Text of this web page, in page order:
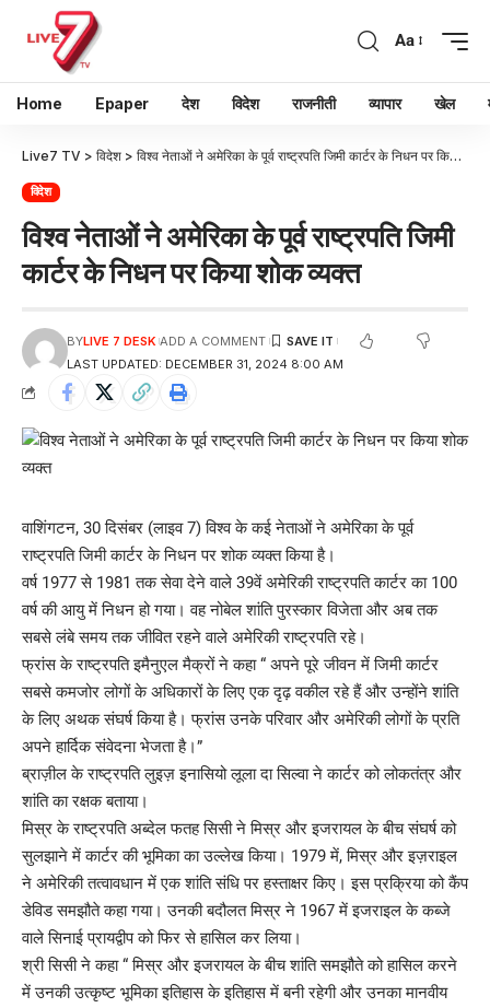
Aa
Home Epaper देश विदेश राजनीती व्यापार खेल
Live7 TV > विदेश > विश्व नेताओं ने अमेरिका के पूर्व राष्ट्रपति जिमी कार्टर के निधन पर किया शोक व्यक्त
विदेश
विश्व नेताओं ने अमेरिका के पूर्व राष्ट्रपति जिमी
कार्टर के निधन पर किया शोक व्यक्त
LAST UPDATED: DECEMBER 31, 2024 8:00 AM
BYLIVE 7 DESK ADD A COMMENT
वाशिंगटन, 30 दिसंबर (लाइव 7) विश्व के कई नेताओं ने अमेरिका के पूर्व
राष्ट्रपति जिमी कार्टर के निधन पर शोक व्यक्त किया है।
वर्ष 1977 से 1981 तक सेवा देने वाले 39वें अमेरिकी राष्ट्रपति कार्टर का 100
वर्ष की आयु में निधन हो गया। वह नोबेल शांति पुरस्कार विजेता और अब तक
सबसे लंबे समय तक जीवित रहने वाले अमेरिकी राष्ट्रपति रहे।
फ्रांस के राष्ट्रपति इमैनुएल मैक्रों ने कहा “ अपने पूरे जीवन में जिमी कार्टर
सबसे कमजोर लोगों के अधिकारों के लिए एक दृढ़ वकील रहे हैं और उन्होंने शांति
के लिए अथक संघर्ष किया है। फ्रांस उनके परिवार और अमेरिकी लोगों के प्रति
अपने हार्दिक संवेदना भेजता है।”
ब्राज़ील के राष्ट्रपति लुइज़ इनासियो लूला दा सिल्वा ने कार्टर को लोकतंत्र और
शांति का रक्षक बताया।
मिस्र के राष्ट्रपति अब्देल फतह सिसी ने मिस्र और इजरायल के बीच संघर्ष को
सुलझाने में कार्टर की भूमिका का उल्लेख किया। 1979 में, मिस्र और इज़राइल
ने अमेरिकी तत्वावधान में एक शांति संधि पर हस्ताक्षर किए। इस प्रक्रिया को कैंप
डेविड समझौते कहा गया। उनकी बदौलत मिस्र ने 1967 में इजराइल के कब्जे
वाले सिनाई प्रायद्वीप को फिर से हासिल कर लिया।
श्री सिसी ने कहा “ मिस्र और इजरायल के बीच शांति समझौते को हासिल करने
में उनकी उत्कृष्ट भूमिका इतिहास के इतिहास में बनी रहेगी और उनका मानवीय